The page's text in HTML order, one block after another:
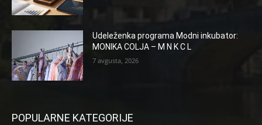
Udeleženka programa Modni inkubator:
MONIKA COLJA – M N K C L
7 avgusta, 2026
POPULARNE KATEGORIJE